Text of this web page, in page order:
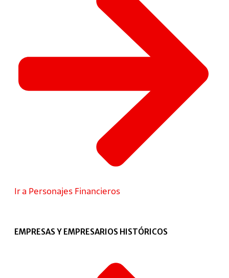
Ir a Personajes Financieros
EMPRESAS Y EMPRESARIOS HISTÓRICOS